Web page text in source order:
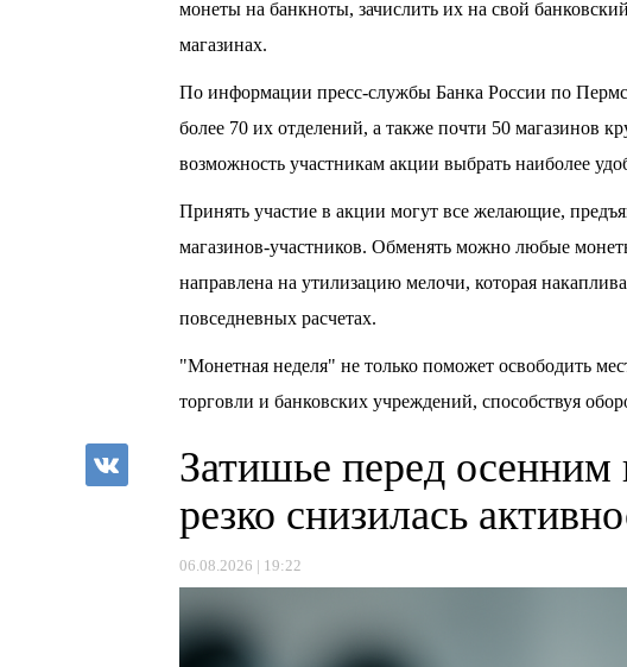
монеты на банкноты, зачислить их на свой
магазинах.
По информации пресс-службы Банка России по
более 70 их отделений, а также почти 50 магазинов
возможность участникам акции выбрать наиболее
Принять участие в акции могут все желающие,
магазинов-участников. Обменять можно любые
направлена на утилизацию мелочи, которая
повседневных расчетах.
"Монетная неделя" не только поможет освободить
торговли и банковских учреждений, способствуя
Затишье перед
резко снизилась
06.08.2026 | 19:22